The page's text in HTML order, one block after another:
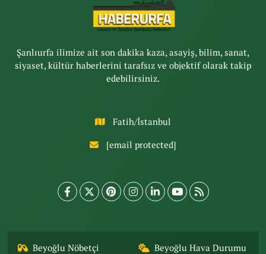
Şanlıurfa ilimize ait son dakika kaza, asayiş, bilim, sanat,
siyaset, kültür haberlerini tarafsız ve objektif olarak takip
edebilirsiniz.
Fatih/İstanbul
[email protected]
Beyoğlu Nöbetçi
Beyoğlu Hava Durumu